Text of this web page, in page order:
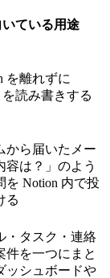
いている用途
を離れずに
を読み書きする
から届いたメー
容は？」のよう
を Notion 内で投
る
・タスク・連絡
件を一つにまと
ッシュボードや